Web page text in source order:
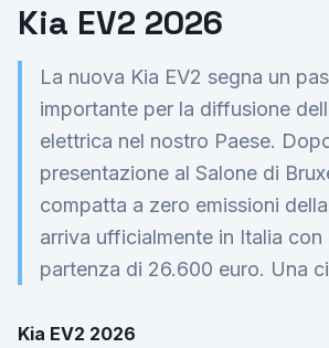
Richiedi Preventivo
Kia EV2 2026
La nuova Kia EV2 segna un
importante per la diffusione
elettrica nel nostro Paese.
presentazione al Salone di
compatta a zero emissioni
arriva ufficialmente in Italia
partenza di 26.600 euro. Una
Kia EV2 2026